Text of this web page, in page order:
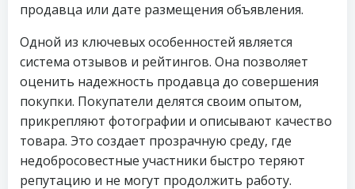
продавца или дате размещения объявления.
Одной из ключевых особенностей является
система отзывов и рейтингов. Она позволяет
оценить надежность продавца до совершения
покупки. Покупатели делятся своим опытом,
прикрепляют фотографии и описывают качество
товара. Это создает прозрачную среду, где
недобросовестные участники быстро теряют
репутацию и не могут продолжить работу.